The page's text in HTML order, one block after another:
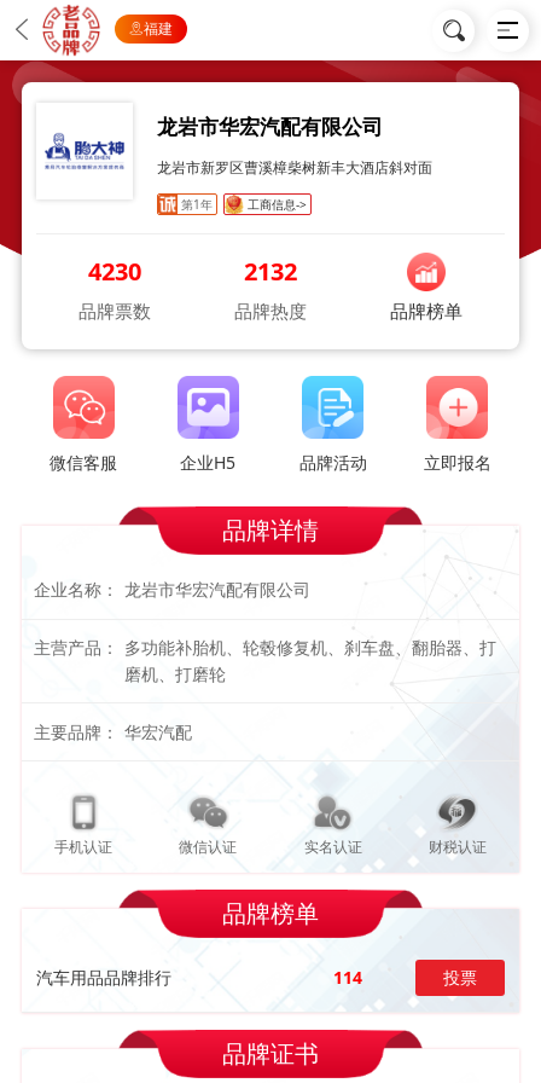
福建
龙岩市华宏汽配有限公司
龙岩市新罗区曹溪樟柴树新丰大酒店斜对面
第1年 工商信息->
4230
品牌票数
2132
品牌热度 品牌榜单
微信客服 企业H5 品牌活动 立即报名
品牌详情
企业名称： 龙岩市华宏汽配有限公司
主营产品：
多功能补胎机、轮毂修复机、刹车盘、翻胎器、打
磨机、打磨轮
主要品牌： 华宏汽配
手机认证 微信认证 实名认证 财税认证
品牌榜单
汽车用品品牌排行 114 投票
品牌证书